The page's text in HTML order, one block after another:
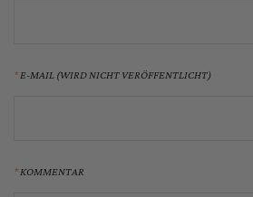
E-MAIL (WIRD NICHT VERÖFFENTLICHT)
KOMMENTAR